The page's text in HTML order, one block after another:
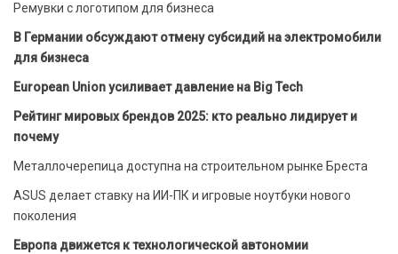
Ремувки с логотипом для бизнеса
В Германии обсуждают отмену субсидий на электромобили
для бизнеса
European Union усиливает давление на Big Tech
Рейтинг мировых брендов 2025: кто реально лидирует и
почему
Металлочерепица доступна на строительном рынке Бреста
ASUS делает ставку на ИИ-ПК и игровые ноутбуки нового
поколения
Европа движется к технологической автономии